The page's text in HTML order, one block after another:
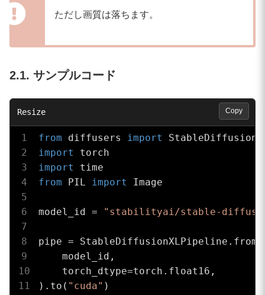
ただし画質は落ちます。
2.1. サンプルコード
from diffusers
import
import
import
from PIL import Image
model_id = "stabilityai/stable-
pipe =
    model_id,
    torch_dtype=torch.float16,
).to( "cuda" )
Copy